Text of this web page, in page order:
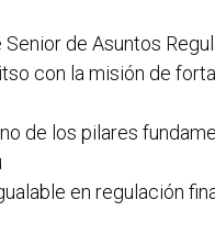
de Asuntos
con la misión de
de los pilares
en regulación